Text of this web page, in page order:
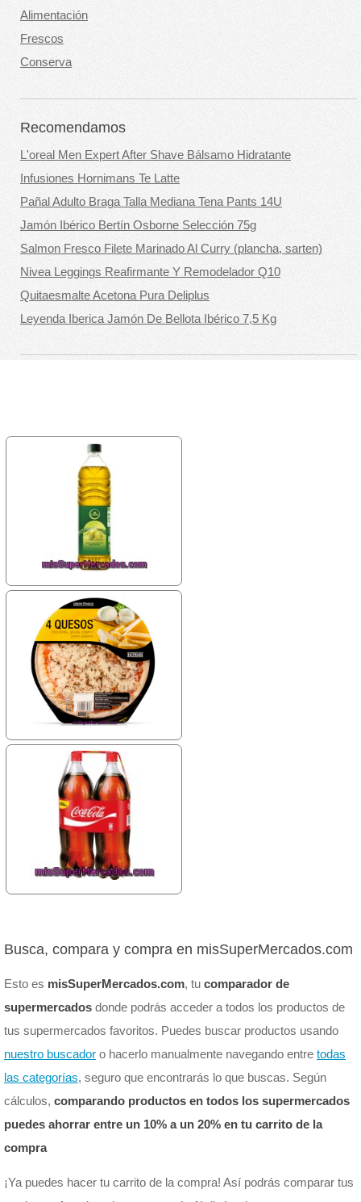
Alimentación
Frescos
Conserva
Recomendamos
L'oreal Men Expert After Shave Bálsamo Hidratante
Infusiones Hornimans Te Latte
Pañal Adulto Braga Talla Mediana Tena Pants 14U
Jamón Ibérico Bertín Osborne Selección 75g
Salmon Fresco Filete Marinado Al Curry (plancha, sarten)
Nivea Leggings Reafirmante Y Remodelador Q10
Quitaesmalte Acetona Pura Deliplus
Leyenda Iberica Jamón De Bellota Ibérico 7,5 Kg
Busca, compara y compra en misSuperMercados.com
Esto es misSuperMercados.com, tu comparador de
supermercados donde podrás acceder a todos los productos de
tus supermercados favoritos. Puedes buscar productos usando
nuestro buscador o hacerlo manualmente navegando entre todas
las categorías, seguro que encontrarás lo que buscas. Según
cálculos, comparando productos en todos los supermercados
puedes ahorrar entre un 10% a un 20% en tu carrito de la
compra
¡Ya puedes hacer tu carrito de la compra! Así podrás comparar tus